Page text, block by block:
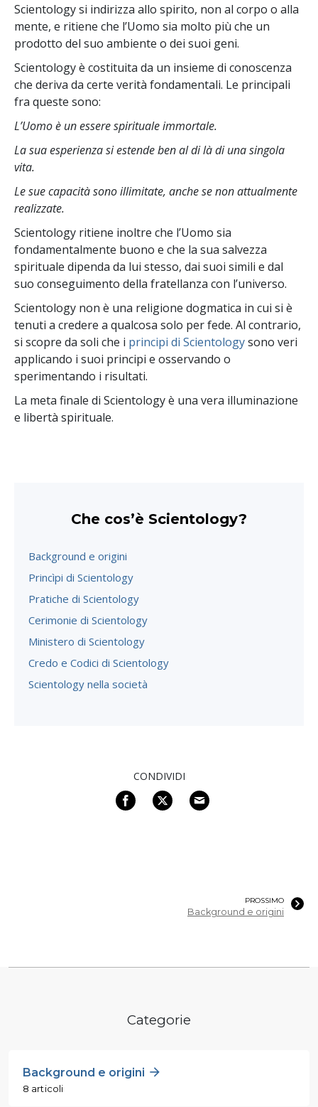
Scientologysi indirizza allo spirito, non al corpo o alla
mente, e ritiene che l’Uomo sia molto più che un
prodotto del suo ambiente o dei suoi geni.
Scientology è costituita da un insieme di conoscenza
che deriva da certe verità fondamentali. Le principali
fra queste sono:
L’Uomo è un essere spirituale immortale.
La sua esperienza si estende ben al di là di una singola
vita.
Le sue capacità sono illimitate, anche se non attualmente
realizzate.
Scientology ritiene inoltre che l’Uomo sia
fondamentalmente buono e che la sua salvezza
spirituale dipenda da lui stesso, dai suoi simili e dal
suo conseguimento della fratellanza con l’universo.
Scientology non è una religione dogmatica in cui si è
tenuti a credere a qualcosa solo per fede. Al contrario,
si scopre da soli che i principi di Scientologysono veri
applicando i suoi principi e osservando o
sperimentando i risultati.
La meta finale di Scientology è una vera illuminazione
e libertà spirituale.
Che cos’è Scientology?
Background e origini
Princìpi di Scientology
Pratiche di Scientology
Cerimonie di Scientology
Ministero di Scientology
Credo e Codici di Scientology
Scientology nella società
CONDIVIDI
PROSSIMO
Background e origini
Categorie
Background e origini
8 articoli